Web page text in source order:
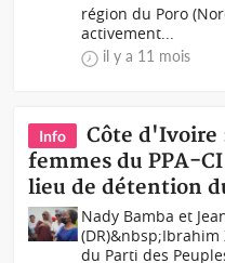
région du Poro
activement...
il y a 11 mois
Info
Côte d'Ivoire
femmes du PPA-
lieu de détention
Nady Bamba et
du Parti des